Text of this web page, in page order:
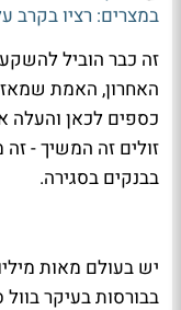
במצרים: רציו בקרב
זה כבר הוביל
האחרון, האמת
כספים לכאן והעלה
בבנקים בסגירה.
יש בעולם מאות